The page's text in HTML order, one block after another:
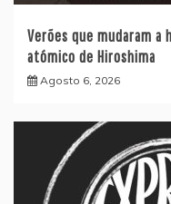
Verões que mudaram
atómico de Hiroshima
Agosto 6, 2026